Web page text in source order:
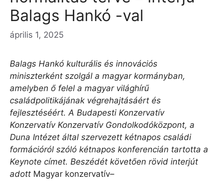
Balags Hankó -val
április 1, 2025
Balags Hankó kulturális és innovációs
miniszterként szolgál a magyar kormányban,
amelyben ő felel a magyar világhírű
családpolitikájának végrehajtásáért és
fejlesztéséért. A Budapesti Konzervatív
Konzervatív Konzervatív Gondolkodóközpont, a
Duna Intézet által szervezett kétnapos családi
formációról szóló kétnapos konferencián tartotta a
Keynote címet. Beszédét követően rövid interjút
adott Magyar konzervatív–